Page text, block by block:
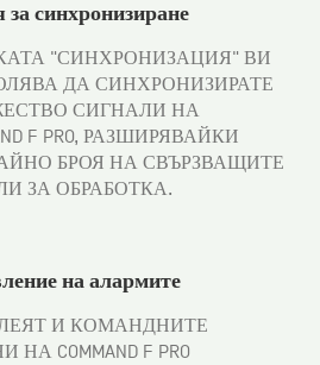
синхронизиране
"СИНХРОНИЗАЦИЯ" ВИ
ДА СИНХРОНИЗИРАТЕ
СИГНАЛИ НА
F PRO, РАЗШИРЯВАЙКИ
БРОЯ НА СВЪРЗВАЩИТЕ
ЗА ОБРАБОТКА.
на алармите
И КОМАНДНИТЕ
НА COMMAND F PRO